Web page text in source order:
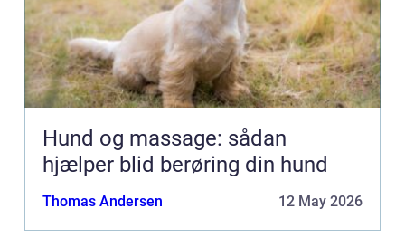
Hund og massage: sådan
hjælper blid berøring din hund
Thomas Andersen 12 May 2026